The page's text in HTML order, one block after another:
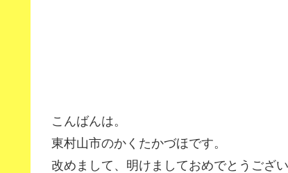
こんばんは。
東村山市のかくたかづほです。
改めまして、明けましておめでとうござ